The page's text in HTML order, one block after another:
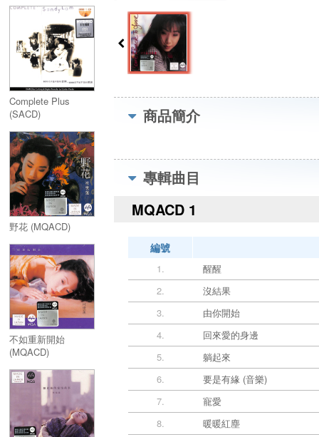
Complete Plus
(SACD)
野花 (MQACD)
不如重新開始
(MQACD)
商品簡介
專輯曲目
MQACD 1
編號
1.
醒醒
2.
沒結果
3.
由你開始
4.
回來愛的身邊
5.
躺起來
6.
要是有緣 (音樂)
7.
寵愛
8.
暖暖紅塵